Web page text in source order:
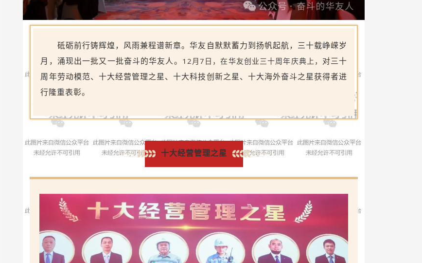
砥砺前行铸辉煌，风雨兼程谱新章。华友自默默蓄力到扬帆起航，三十载峥嵘岁
月，涌现出一批又一批奋斗的华友人。 12月7日，在华友创业三十周年庆典上，
对三十
周年劳动模范、 十大经营管理之星 、十大科技创新之星、 十大海外奋斗之星获得者进
行隆重表彰。
十大经营管理之星